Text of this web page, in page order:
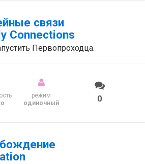
связи
Connections
Первопроходца.
режим
одиночный
0